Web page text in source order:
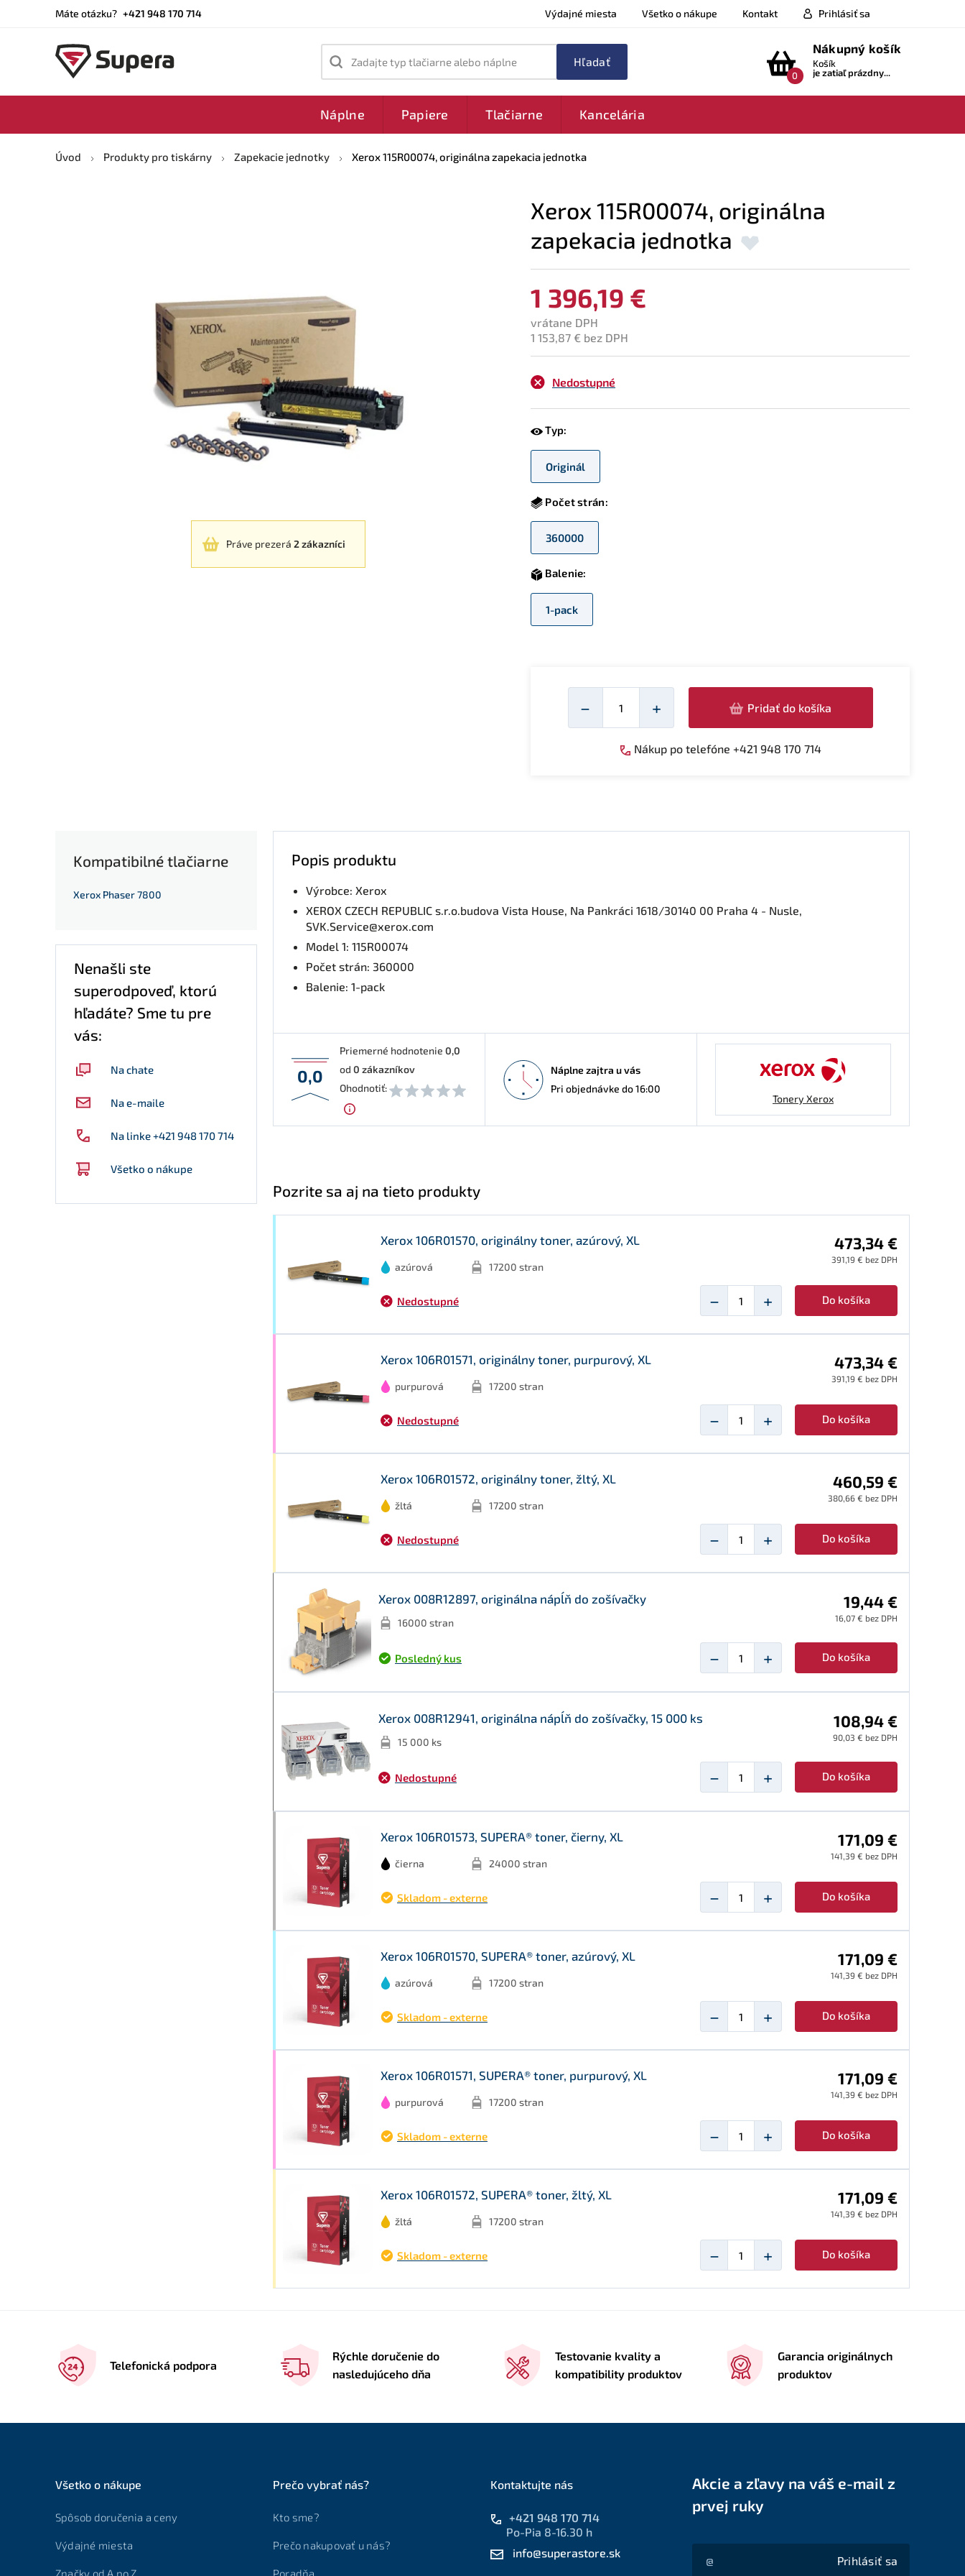
Máte otázku? +421 948 170 714 Výdajné miesta Všetko o nákupe Kontakt Prihlásiť sa
Zadajte typ tlačiarne alebo náplne
0
Nákupný košík
Košík
je zatiaľ prázdny...
Náplne Papiere Tlačiarne Kancelária
Úvod Produkty pro tiskárny Zapekacie jednotky Xerox 115R00074, originálna zapekacia jednotka
Práve prezerá2 zákazníci
Xerox 115R00074, originálna
zapekacia jednotka
1 396,19 €
vrátane DPH
1 153,87 € bez DPH
Nedostupné
Typ:
Originál
Počet strán:
360000
Balenie:
1-pack
−
Množství
+ Pridať do košíka
Nákup po telefóne +421 948 170 714
Kompatibilné tlačiarne
Xerox Phaser 7800
Nenašli ste
superodpoveď, ktorú
hľadáte? Sme tu pre
vás:
Na chate
Na e-maile
Na linke +421 948 170 714
Všetko o nákupe
Popis produktu
Výrobce: Xerox
XEROX CZECH REPUBLIC s.r.o.budova Vista House, Na Pankráci 1618/30140 00 Praha 4 - Nusle,
SVK.Service@xerox.com
Model 1: 115R00074
Počet strán: 360000
Balenie: 1-pack
0,0
Priemerné hodnotenie0,0
od0 zákazníkov
Ohodnotiť:
Náplne zajtra u vás
Pri objednávke do 16:00
Tonery Xerox
Pozrite sa aj na tieto produkty
Xerox 106R01570, originálny toner, azúrový, XL
azúrová 17200 stran
473,34 €
391,19 € bez DPH
Nedostupné − + Do košíka
Xerox 106R01571, originálny toner, purpurový, XL
purpurová 17200 stran
473,34 €
391,19 € bez DPH
Nedostupné − + Do košíka
Xerox 106R01572, originálny toner, žltý, XL
žltá 17200 stran
460,59 €
380,66 € bez DPH
Nedostupné − + Do košíka
Xerox 008R12897, originálna nápĺň do zošívačky
16000 stran
19,44 €
16,07 € bez DPH
Posledný kus − + Do košíka
Xerox 008R12941, originálna nápĺň do zošívačky, 15 000 ks
15 000 ks
108,94 €
90,03 € bez DPH
Nedostupné − + Do košíka
Xerox 106R01573, SUPERA® toner, čierny, XL
čierna 24000 stran
171,09 €
141,39 € bez DPH
Skladom - externe − + Do košíka
Xerox 106R01570, SUPERA® toner, azúrový, XL
azúrová 17200 stran
171,09 €
141,39 € bez DPH
Skladom - externe − + Do košíka
Xerox 106R01571, SUPERA® toner, purpurový, XL
purpurová 17200 stran
171,09 €
141,39 € bez DPH
Skladom - externe − + Do košíka
Xerox 106R01572, SUPERA® toner, žltý, XL
žltá 17200 stran
171,09 €
141,39 € bez DPH
Skladom - externe − + Do košíka
Telefonická podpora
Rýchle doručenie do
nasledujúceho dňa
Testovanie kvality a
kompatibility produktov
Garancia originálnych
produktov
Všetko o nákupe
Spôsob doručenia a ceny
Výdajné miesta
Značky od A po Z
Prečo vybrať nás?
Kto sme?
Prečo nakupovať u nás?
Poradňa
Kontaktujte nás
+421 948 170 714
Po-Pia 8-16.30 h
info@superastore.sk
Akcie a zľavy na váš e-mail z
prvej ruky
Akcie a zľavy na váš e-mail z prvej ruky
Prihlásiť sa